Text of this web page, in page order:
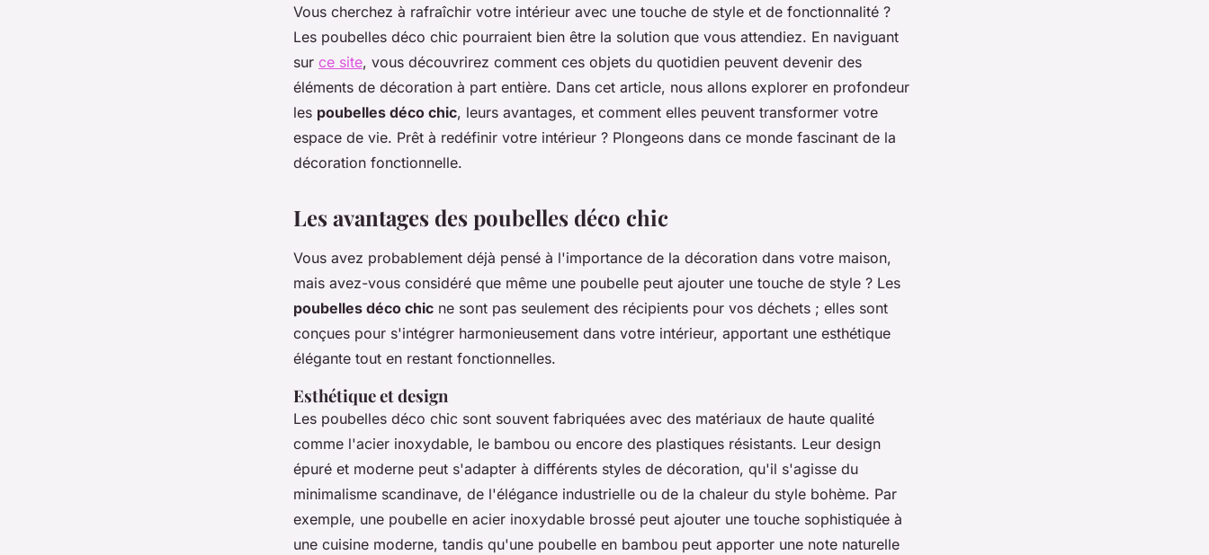
Vous cherchez à rafraîchir votre intérieur avec une touche de style et de fonctionnalité ?
Les poubelles déco chic pourraient bien être la solution que vous attendiez. En naviguant
sur ce site, vous découvrirez comment ces objets du quotidien peuvent devenir des
éléments de décoration à part entière. Dans cet article, nous allons explorer en profondeur
les poubelles déco chic, leurs avantages, et comment elles peuvent transformer votre
espace de vie. Prêt à redéfinir votre intérieur ? Plongeons dans ce monde fascinant de la
décoration fonctionnelle.
Les avantages des poubelles déco chic
Vous avez probablement déjà pensé à l'importance de la décoration dans votre maison,
mais avez-vous considéré que même une poubelle peut ajouter une touche de style ? Les
poubelles déco chic ne sont pas seulement des récipients pour vos déchets ; elles sont
conçues pour s'intégrer harmonieusement dans votre intérieur, apportant une esthétique
élégante tout en restant fonctionnelles.
Esthétique et design
Les poubelles déco chic sont souvent fabriquées avec des matériaux de haute qualité
comme l'acier inoxydable, le bambou ou encore des plastiques résistants. Leur design
épuré et moderne peut s'adapter à différents styles de décoration, qu'il s'agisse du
minimalisme scandinave, de l'élégance industrielle ou de la chaleur du style bohème. Par
exemple, une poubelle en acier inoxydable brossé peut ajouter une touche sophistiquée à
une cuisine moderne, tandis qu'une poubelle en bambou peut apporter une note naturelle